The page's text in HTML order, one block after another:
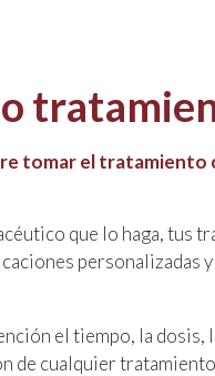
tomar el tratamiento
que lo haga, tus
personalizadas
el tiempo, la dosis,
de cualquier